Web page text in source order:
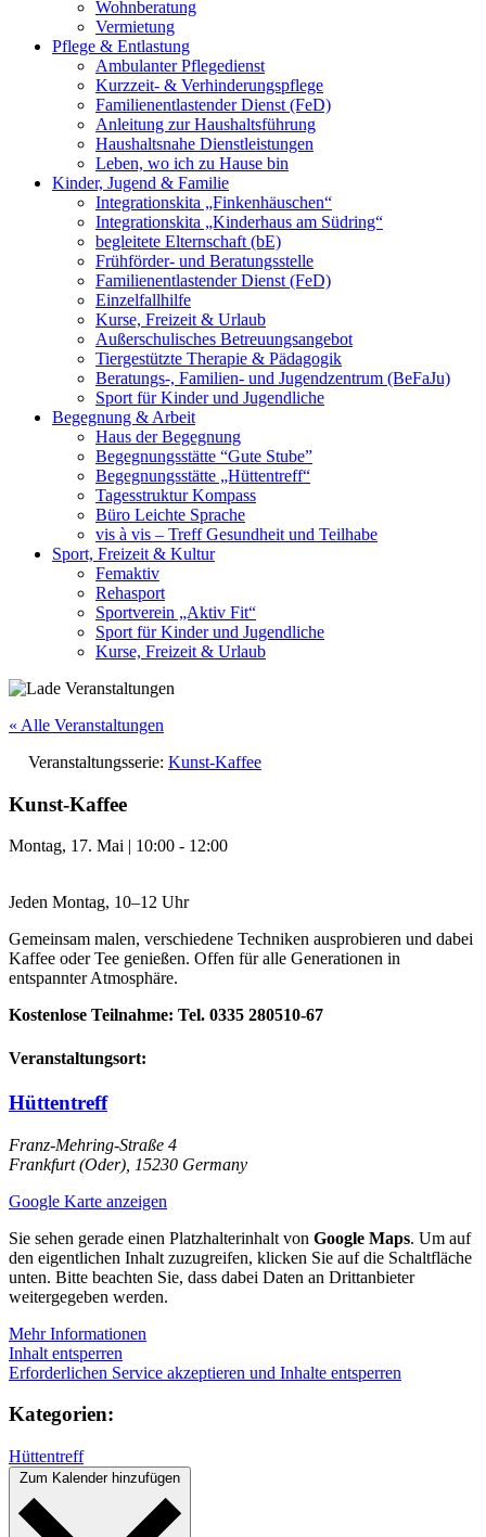
Wohnberatung
Vermietung
Pflege & Entlastung
Ambulanter Pflegedienst
Kurzzeit- & Verhinderungspflege
Familienentlastender Dienst (FeD)
Anleitung zur Haushaltsführung
Haushaltsnahe Dienstleistungen
Leben, wo ich zu Hause bin
Kinder, Jugend & Familie
Integrationskita „Finkenhäuschen“
Integrationskita „Kinderhaus am Südring“
begleitete Elternschaft (bE)
Frühförder- und Beratungsstelle
Familienentlastender Dienst (FeD)
Einzelfallhilfe
Kurse, Freizeit & Urlaub
Außerschulisches Betreuungsangebot
Tiergestützte Therapie & Pädagogik
Beratungs-, Familien- und Jugendzentrum (BeFaJu)
Sport für Kinder und Jugendliche
Begegnung & Arbeit
Haus der Begegnung
Begegnungsstätte “Gute Stube”
Begegnungsstätte „Hüttentreff“
Tagesstruktur Kompass
Büro Leichte Sprache
vis à vis – Treff Gesundheit und Teilhabe
Sport, Freizeit & Kultur
Femaktiv
Rehasport
Sportverein „Aktiv Fit“
Sport für Kinder und Jugendliche
Kurse, Freizeit & Urlaub
« Alle Veranstaltungen
Veranstaltungsserie: Kunst-Kaffee
Kunst-Kaffee
Montag, 17. Mai | 10:00 - 12:00
Jeden Montag, 10–12 Uhr
Gemeinsam malen, verschiedene Techniken ausprobieren und dabei
Kaffee oder Tee genießen. Offen für alle Generationen in
entspannter Atmosphäre.
Kostenlose Teilnahme: Tel. 0335 280510‑67
Veranstaltungsort:
Hüttentreff
Franz-Mehring-Straße 4
Frankfurt (Oder) 15230 Germany
Google Karte anzeigen
Sie sehen gerade einen Platzhalterinhalt von Google Maps. Um auf
den eigentlichen Inhalt zuzugreifen, klicken Sie auf die Schaltfläche
unten. Bitte beachten Sie, dass dabei Daten an Drittanbieter
weitergegeben werden.
Mehr Informationen
Inhalt entsperren
Erforderlichen Service akzeptieren und Inhalte entsperren
Kategorien:
Hüttentreff